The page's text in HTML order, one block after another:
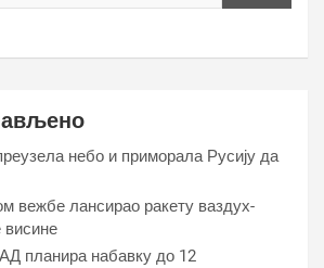
небо и приморала Русију да
вежбе лансирао ракету ваздух-
висине
планира набавку до 12